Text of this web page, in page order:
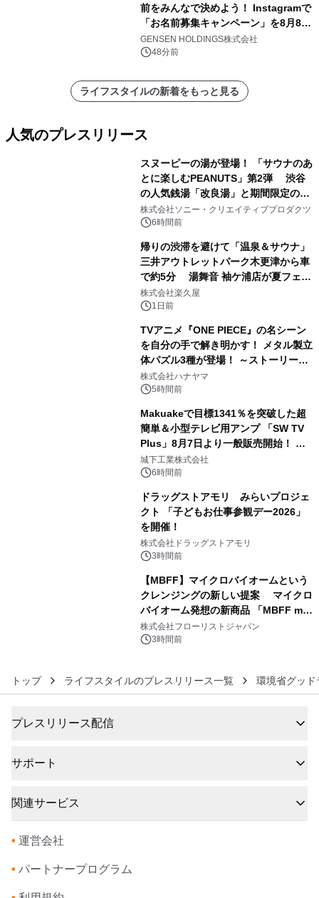
前をみんなで決めよう！ Instagramで
「お名前募集キャンペーン」を8月8日
(土)より開催
GENSEN HOLDINGS株式会社
48分前
ライフスタイルの新着をもっと見る
人気のプレスリリース
スヌーピーの湯が登場！ 「サウナのあ
とに楽しむPEANUTS」第2弾 渋谷
の人気銭湯「改良湯」と期間限定のコ
ラボレーション サウナイキタイコラ
ボグッズも発売決定！
株式会社ソニー・クリエイティブプロダクツ
6時間前
帰りの渋滞を避けて「温泉＆サウナ」
三井アウトレットパーク木更津から車
で約5分 湯舞音 袖ケ浦店が夏フェア
メニューを提供
株式会社楽久屋
1日前
TVアニメ『ONE PIECE』の名シーン
を自分の手で解き明かす！ メタル製立
体パズル3種が登場！ ～ストーリーと
ギミックが融合した 大人の体験型パズ
ルが8月7日(金)12時より先行予約受付
株式会社ハナヤマ
5時間前
Makuakeで目標1341％を突破した超
簡単＆小型テレビ用アンプ 「SW TV
Plus」8月7日より一般販売開始！ ケ
ーブル1本つなぐだけ、テレビの音が
ぐっと豊かに
城下工業株式会社
6時間前
ドラッグストアモリ みらいプロジェ
クト 「子どもお仕事参観デー2026」
を開催！
株式会社ドラッグストアモリ
3時間前
【MBFF】マイクロバイオームという
クレンジングの新しい提案 マイクロ
バイオーム発想の新商品 「MBFF mb
クレンジングPRO」を2026年8月6日
発売
株式会社フローリストジャパン
3時間前
トップ ライフスタイルのプレスリリース一覧 環境省グッ
プレスリリース配信
サポート
関連サービス
• 運営会社
• パートナープログラム